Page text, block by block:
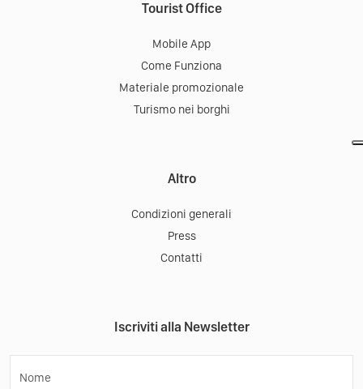
Tourist Office
Altro